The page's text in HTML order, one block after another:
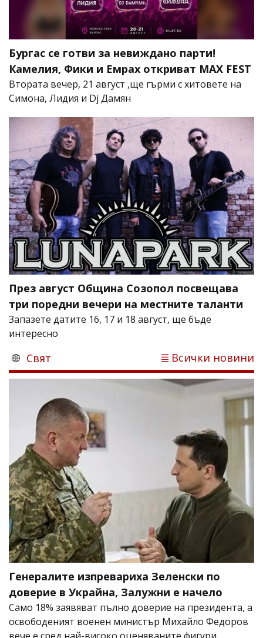
Бургас се готви за невиждано парти!
Камелия, Фики и Емрах откриват MAX FEST
Втората вечер, 21 август ,ще гърми с хитовете на
Симона, Лидия и Dj Дамян
През август Община Созопол посвещава
три поредни вечери на местните таланти
Запазете датите 16, 17 и 18 август, ще бъде
интересно
Свят Всички новини
Генералите изпревариха Зеленски по
доверие в Украйна, Залужни е начело
Само 18% заявяват пълно доверие на президента, а
освободеният военен министър Михайло Федоров
вече е сред най-високо оценяваните фигури